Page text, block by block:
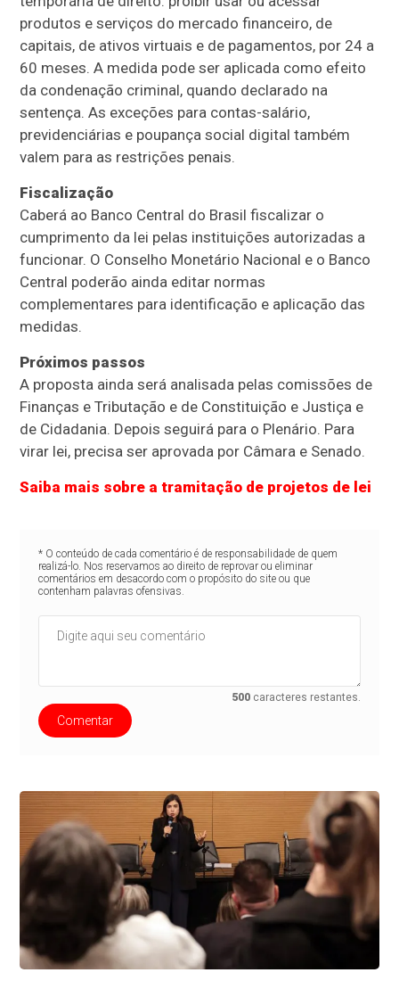
produtos e serviços do mercado financeiro, de
capitais, de ativos virtuais e de pagamentos, por 24 a
60 meses. A medida pode ser aplicada como efeito
da condenação criminal, quando declarado na
sentença. As exceções para contas-salário,
previdenciárias e poupança social digital também
valem para as restrições penais.
Fiscalização
Caberá ao Banco Central do Brasil fiscalizar o
cumprimento da lei pelas instituições autorizadas a
funcionar. O Conselho Monetário Nacional e o Banco
Central poderão ainda editar normas
complementares para identificação e aplicação das
medidas.
Próximos passos
A proposta ainda será analisada pelas comissões de
Finanças e Tributação e de Constituição e Justiça e
de Cidadania. Depois seguirá para o Plenário. Para
virar lei, precisa ser aprovada por Câmara e Senado.
Saiba mais sobre a tramitação de projetos de lei
* O conteúdo de cada comentário é de responsabilidade de quem
realizá-lo. Nos reservamos ao direito de reprovar ou eliminar
comentários em desacordo com o propósito do site ou que
contenham palavras ofensivas.
500 caracteres restantes.
Comentar